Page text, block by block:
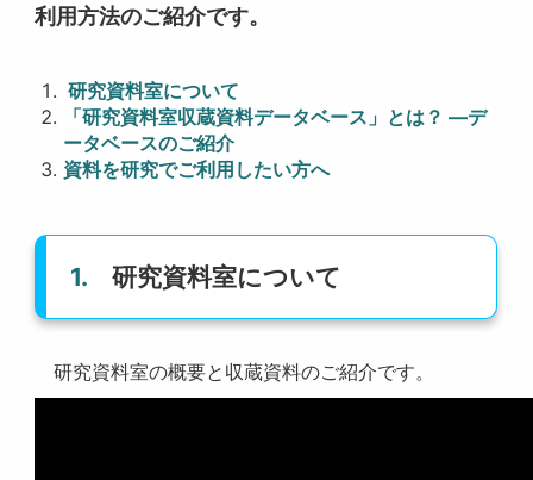
利用方法のご紹介です。
研究資料室について
「研究資料室収蔵資料データベース」とは？ ―デ
ータベースのご紹介
資料を研究でご利用したい方へ
1. 研究資料室について
研究資料室の概要と収蔵資料のご紹介です。